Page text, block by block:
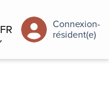
FR Connexion-
résident(e)